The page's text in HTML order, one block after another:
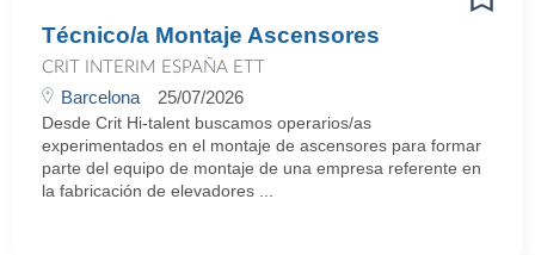
Técnico/a Montaje Ascensores
CRIT INTERIM ESPAÑA ETT
Barcelona 25/07/2026
Desde Crit Hi-talent buscamos operarios/as
experimentados en el montaje de ascensores para formar
parte del equipo de montaje de una empresa referente en
la fabricación de elevadores ...